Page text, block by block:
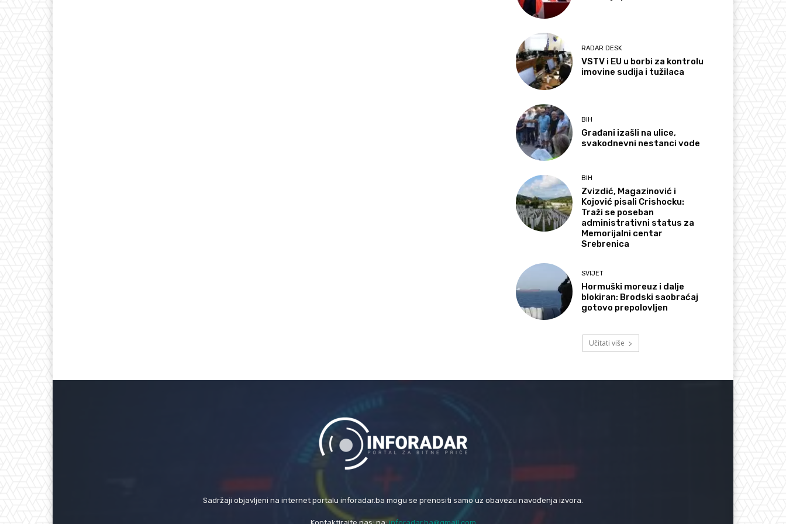
RADAR DESK
VSTV i EU u borbi za kontrolu
imovine sudija i tužilaca
BIH
Građani izašli na ulice,
svakodnevni nestanci vode
BIH
Zvizdić, Magazinović i
Kojović pisali Crishocku:
Traži se poseban
administrativni status za
Memorijalni centar
Srebrenica
SVIJET
Hormuški moreuz i dalje
blokiran: Brodski saobraćaj
gotovo prepolovljen
Učitati više
Sadržaji objavljeni na internet portalu inforadar.ba mogu se prenositi samo uz obavezu navođenja izvora.